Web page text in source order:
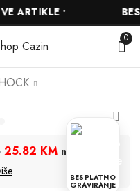
•
0
ES1L267M0055
252.00KM
KM
Slazenger
SL.09.2343.4.01
144.00
BESPLATNO
GRAVIRANJE
25.82 KM mjesečno